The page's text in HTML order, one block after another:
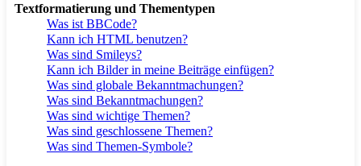
Textformatierung und Thementypen
Was ist BBCode?
Kann ich HTML benutzen?
Was sind Smileys?
Kann ich Bilder in meine Beiträge einfügen?
Was sind globale Bekanntmachungen?
Was sind Bekanntmachungen?
Was sind wichtige Themen?
Was sind geschlossene Themen?
Was sind Themen-Symbole?